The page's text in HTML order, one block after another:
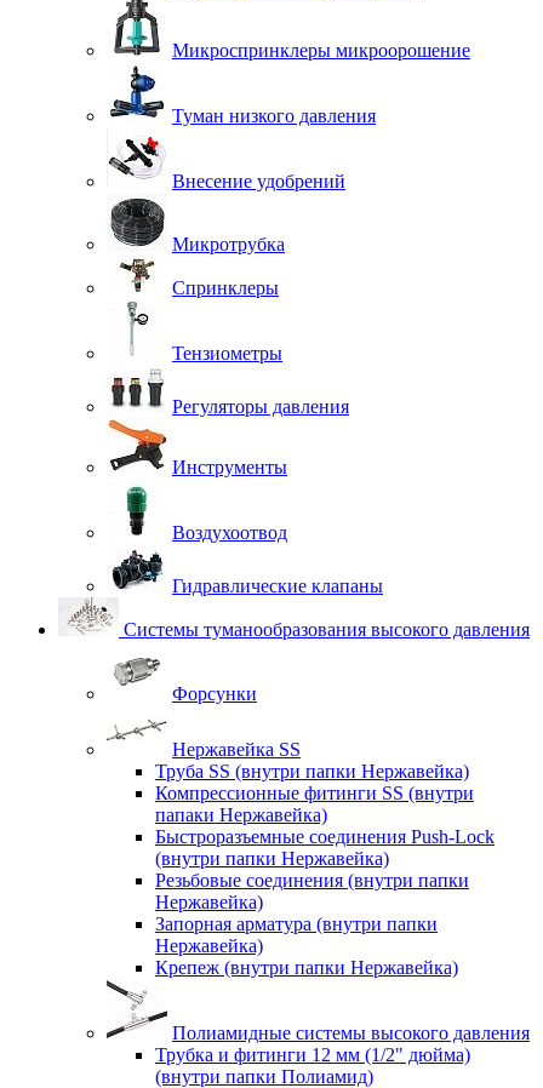
Микроспринклеры микроорошение
Туман низкого давления
Внесение удобрений
Микротрубка
Спринклеры
Тензиометры
Регуляторы давления
Инструменты
Воздухоотвод
Гидравлические клапаны
Системы туманообразования высокого давления
Форсунки
Нержавейка SS
Труба SS (внутри папки Нержавейка)
Компрессионные фитинги SS (внутри
папаки Нержавейка)
Быстроразъемные соединения Push-Lock
(внутри папки Нержавейка)
Резьбовые соединения (внутри папки
Нержавейка)
Запорная арматура (внутри папки
Нержавейка)
Крепеж (внутри папки Нержавейка)
Полиамидные системы высокого давления
Трубка и фитинги 12 мм (1/2" дюйма)
(внутри папки Полиамид)